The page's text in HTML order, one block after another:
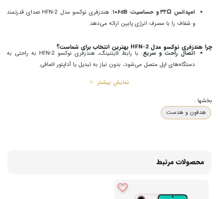
امپدانس ۳۲Ω و حساسیت ۱۰۶dB
: هندزفری نوکسو مدل HFN-2 صدای قدرتمند
و شفاف را با مصرف انرژی پایین ارائه می‌دهد.
چرا هندزفری نوکسو مدل HFN-2 بهترین انتخاب برای شماست؟
اتصال راحت و سریع
: با رابط لایتنینگ، هندزفری نوکسو HFN-2 به راحتی به
دستگاه‌های اپل متصل می‌شود، بدون نیاز به تبدیل یا آداپتور اضافی.
مناسب برای استفاده روزانه
گزینه‌ای عالی برای استفاده در هر مکان و زمان است.
نمایش بیشتر
بخشها :
هدفون و هدست
محصولات مرتبط